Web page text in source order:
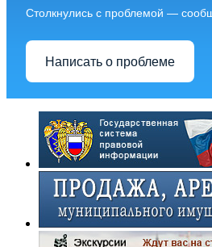
Столкнулись с проблемой —
Написать о проблеме